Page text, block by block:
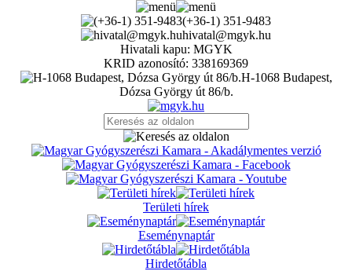
(+36-1) 351-9483
hivatal@mgyk.hu
Hivatali kapu: MGYK
KRID azonosító: 338169369
H-1068 Budapest,
Dózsa György út 86/b.
Területi hírek
Eseménynaptár
Hirdetőtábla